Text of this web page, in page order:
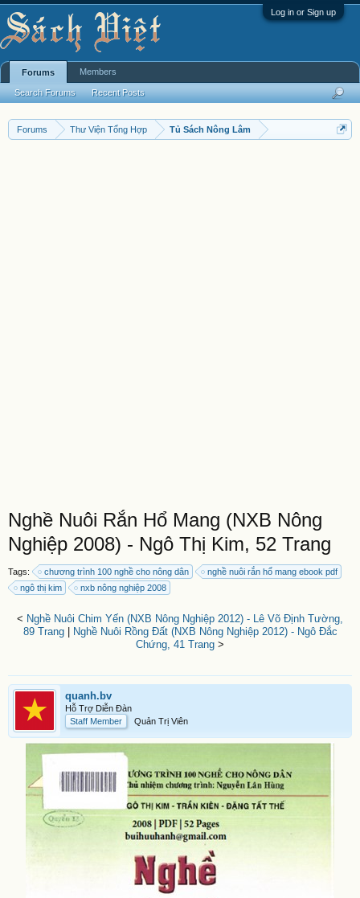
Log in or Sign up
Forums Thư Viện Tổng Hợp Tủ Sách Nông Lâm
Nghề Nuôi Rắn Hổ Mang (NXB Nông
Nghiệp 2008) - Ngô Thị Kim, 52 Trang
Tags: chương trình 100 nghề cho nông dân
nghề nuôi rắn hổ mang ebook pdf
ngô thị kim
nxb nông nghiệp 2008
< Nghề Nuôi Chim Yến (NXB Nông Nghiệp 2012) - Lê Võ Định Tường,
89 Trang|
Nghề Nuôi Rồng Đất (NXB Nông Nghiệp 2012) - Ngô Đắc
Chứng, 41 Trang >
quanh.bv
Hỗ Trợ Diễn Đàn
Staff Member
Quản Trị Viên
Forums
Search Forums Recent Posts
Members